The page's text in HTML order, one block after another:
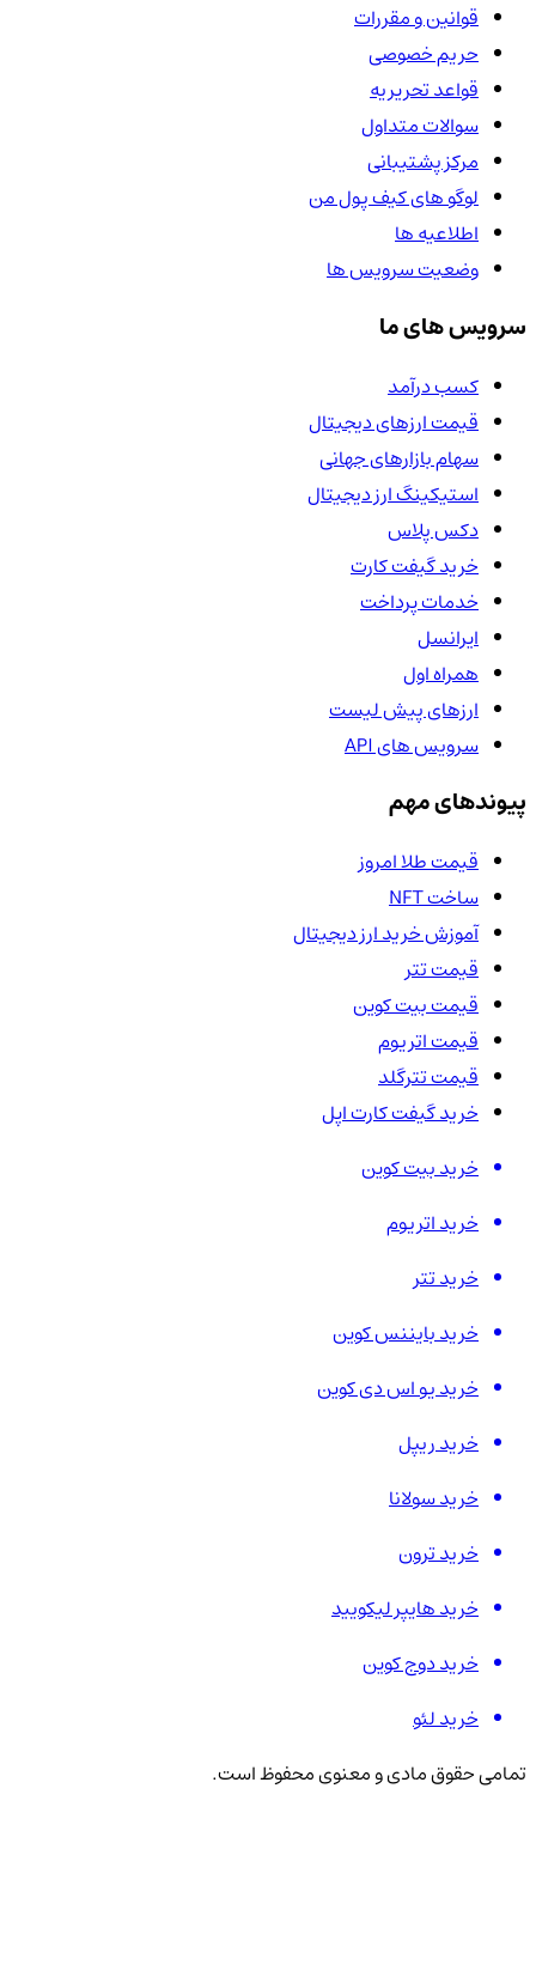
قوانین و مقررات
حریم خصوصی
قواعد تحریریه
سوالات متداول
مرکز پشتیبانی
لوگو های کیف پول من
اطلاعیه ها
وضعیت سرویس ها
سرویس های ما
کسب درآمد
قیمت ارزهای دیجیتال
سهام بازارهای جهانی
استیکینگ ارز دیجیتال
دکس پلاس
خرید گیفت کارت
خدمات پرداخت
ایرانسل
همراه اول
ارزهای پیش لیست
سرویس های API
پیوندهای مهم
قیمت طلا امروز
ساخت NFT
آموزش خرید ارز دیجیتال
قیمت تتر
قیمت بیت کوین
قیمت اتریوم
قیمت تترگلد
خرید گیفت کارت اپل
خرید بیت کوین
خرید اتریوم
خرید تتر
خرید بایننس کوین
خرید یو اس دی کوین
خرید ریپل
خرید سولانا
خرید ترون
خرید هایپر لیکویید
خرید دوج کوین
خرید لئو
تمامی حقوق مادی و معنوی محفوظ است.